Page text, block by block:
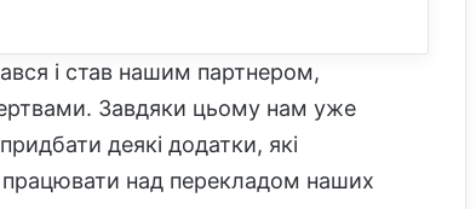
і став нашим партнером,
Завдяки цьому нам уже
деякі додатки, які
над перекладом наших